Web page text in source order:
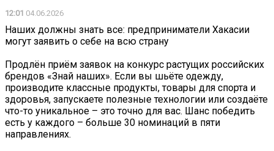
12:01 04.06.2026
Наших должны знать все: предприниматели Хакасии
могут заявить о себе на всю страну
Продлён приём заявок на конкурс растущих российских
брендов «Знай наших». Если вы шьёте одежду,
производите классные продукты, товары для спорта и
здоровья, запускаете полезные технологии или создаёте
что-то уникальное – это точно для вас. Шанс победить
есть у каждого – больше 30 номинаций в пяти
направлениях.